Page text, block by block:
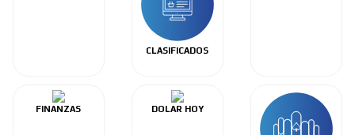
CLASIFICADOS
FINANZAS DOLAR HOY